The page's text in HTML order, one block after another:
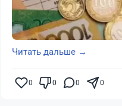
Читать дальше →
0 0 0 0